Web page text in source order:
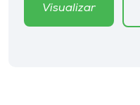
Editora
Visualizar